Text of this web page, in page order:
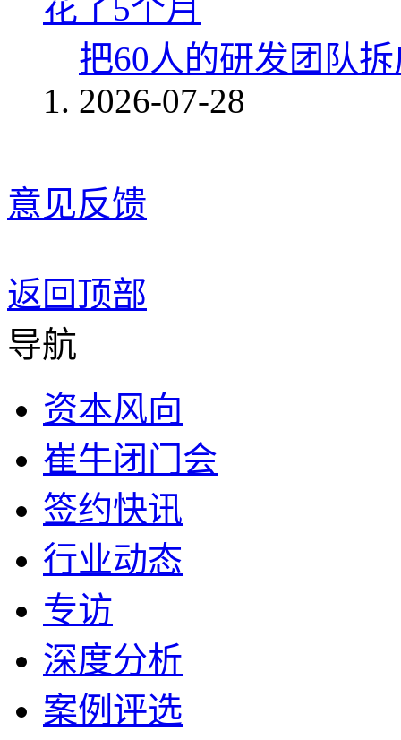
把60人的研发团队
2026-07-28
意见反馈
返回顶部
导航
资本风向
崔牛闭门会
签约快讯
行业动态
专访
深度分析
案例评选